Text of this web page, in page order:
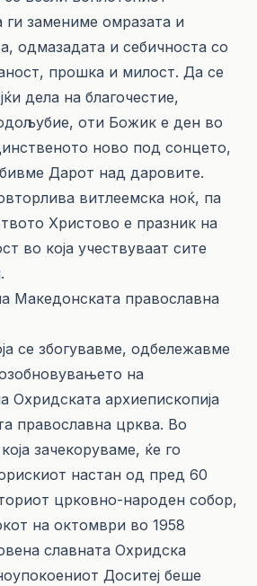
замениме омразата и
одмазадата и себичноста со
прошка и милост. Да се
дела на благочестие,
оти Божик е ден во
ново под сонцето,
Дарот над даровите.
витлеемска ноќ, па
Христово е празник на
во која учествуваат сите
Македонската православна
се збогувавме, одбележавме
на
Охридската архиепископија
православна црква. Во
зачекоруваме, ќе го
настан од пред 60
црковно-народен собор,
на октомври во 1958
славната Охридска
Доситеј беше